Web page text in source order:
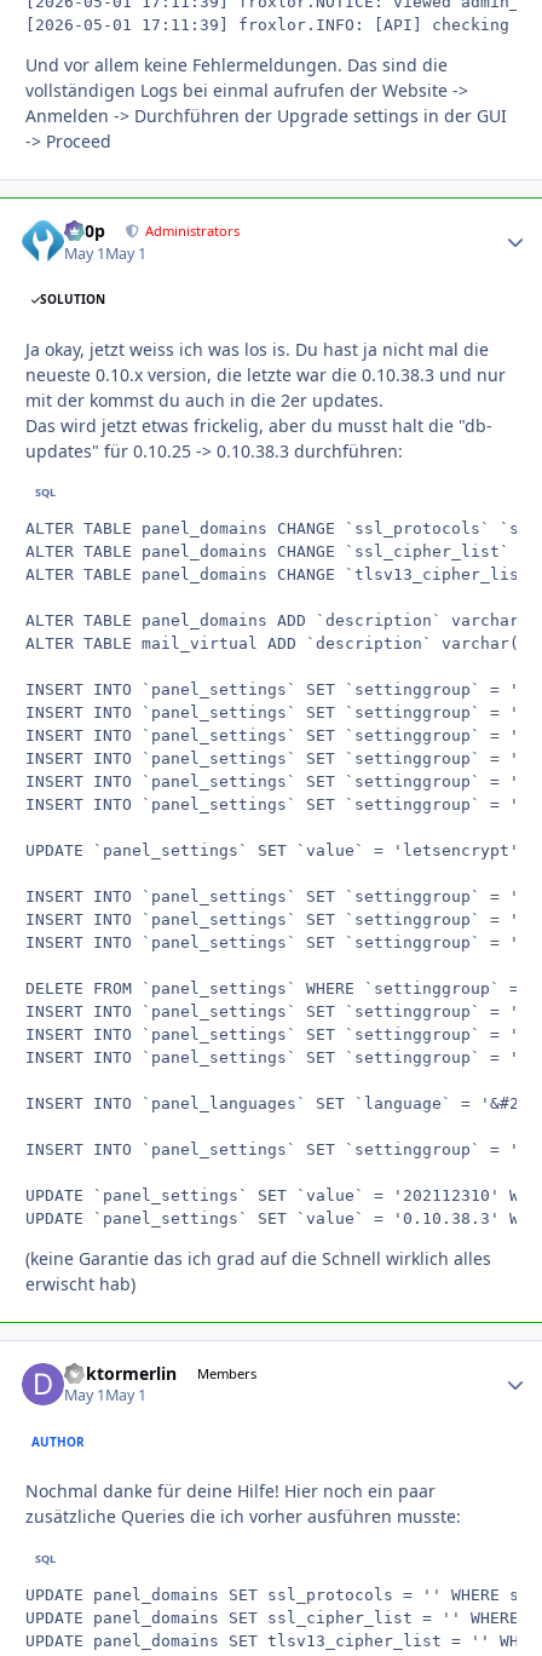
[2026-05-01 17:11:39] froxlor.INFO: [API]
Und vor allem keine Fehlermeldungen. Das sind die
vollständigen Logs bei einmal aufrufen der Website ->
Anmelden -> Durchführen der Upgrade settings in der GUI
-> Proceed
d00p Administrators
May 1May 1
SOLUTION
Ja okay, jetzt weiss ich was los is. Du hast ja nicht mal die
neueste 0.10.x version, die letzte war die 0.10.38.3 und nur
mit der kommst du auch in die 2er updates.
Das wird jetzt etwas frickelig, aber du musst halt die "db-
updates" für 0.10.25 -> 0.10.38.3 durchführen:
ALTER TABLE panel_domains CHANGE `ssl_protocols`
ALTER TABLE panel_domains CHANGE
ALTER TABLE panel_domains CHANGE
ALTER TABLE panel_domains ADD `description`
ALTER TABLE mail_virtual ADD `description`
INSERT INTO `panel_settings` SET `settinggroup`
INSERT INTO `panel_settings` SET `settinggroup`
INSERT INTO `panel_settings` SET `settinggroup`
INSERT INTO `panel_settings` SET `settinggroup`
INSERT INTO `panel_settings` SET `settinggroup` =
INSERT INTO `panel_settings` SET `settinggroup`
UPDATE `panel_settings` SET `value` = 'letsencrypt'
INSERT INTO `panel_settings` SET `settinggroup`
INSERT INTO `panel_settings` SET `settinggroup`
INSERT INTO `panel_settings` SET `settinggroup` =
DELETE FROM `panel_settings` WHERE `settinggroup`
INSERT INTO `panel_settings` SET `settinggroup`
INSERT INTO `panel_settings` SET `settinggroup`
INSERT INTO `panel_settings` SET `settinggroup` =
INSERT INTO `panel_languages` SET `language`
INSERT INTO `panel_settings` SET `settinggroup` =
UPDATE `panel_settings` SET `value` = '202112310'
(keine Garantie das ich grad auf die Schnell wirklich alles
erwischt hab)
doktormerlin Members
May 1May 1
AUTHOR
Nochmal danke für deine Hilfe! Hier noch ein paar
zusätzliche Queries die ich vorher ausführen musste:
UPDATE panel_domains SET ssl_protocols = '' WHERE
UPDATE panel_domains SET ssl_cipher_list = ''
UPDATE panel_domains SET tlsv13_cipher_list = ''